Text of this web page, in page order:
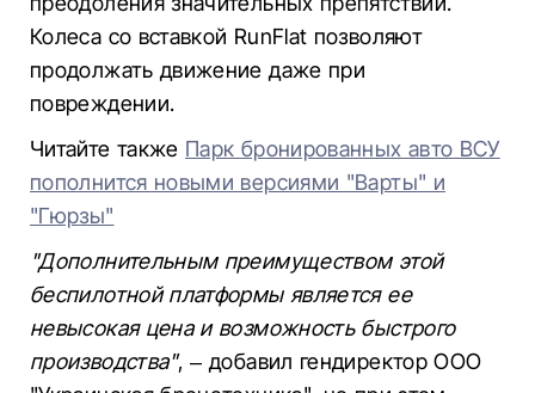
Колеса со вставкой RunFlat позволяют
продолжать движение даже при
повреждении.
Читайте также Парк бронированных авто ВСУ
пополнится новыми версиями "Варты" и
"Гюрзы"
"Дополнительным преимуществом этой
беспилотной платформы является ее
невысокая цена и возможность быстрого
производства", – добавил гендиректор ООО